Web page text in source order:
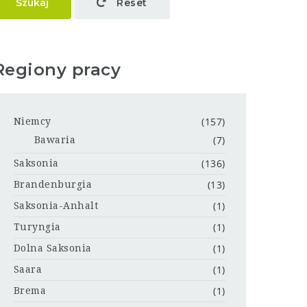
Szukaj Reset
pracy
Niemcy (157)
Bawaria (7)
Saksonia (136)
Brandenburgia (13)
Saksonia-Anhalt (1)
Turyngia (1)
Dolna Saksonia (1)
Saara (1)
Brema (1)